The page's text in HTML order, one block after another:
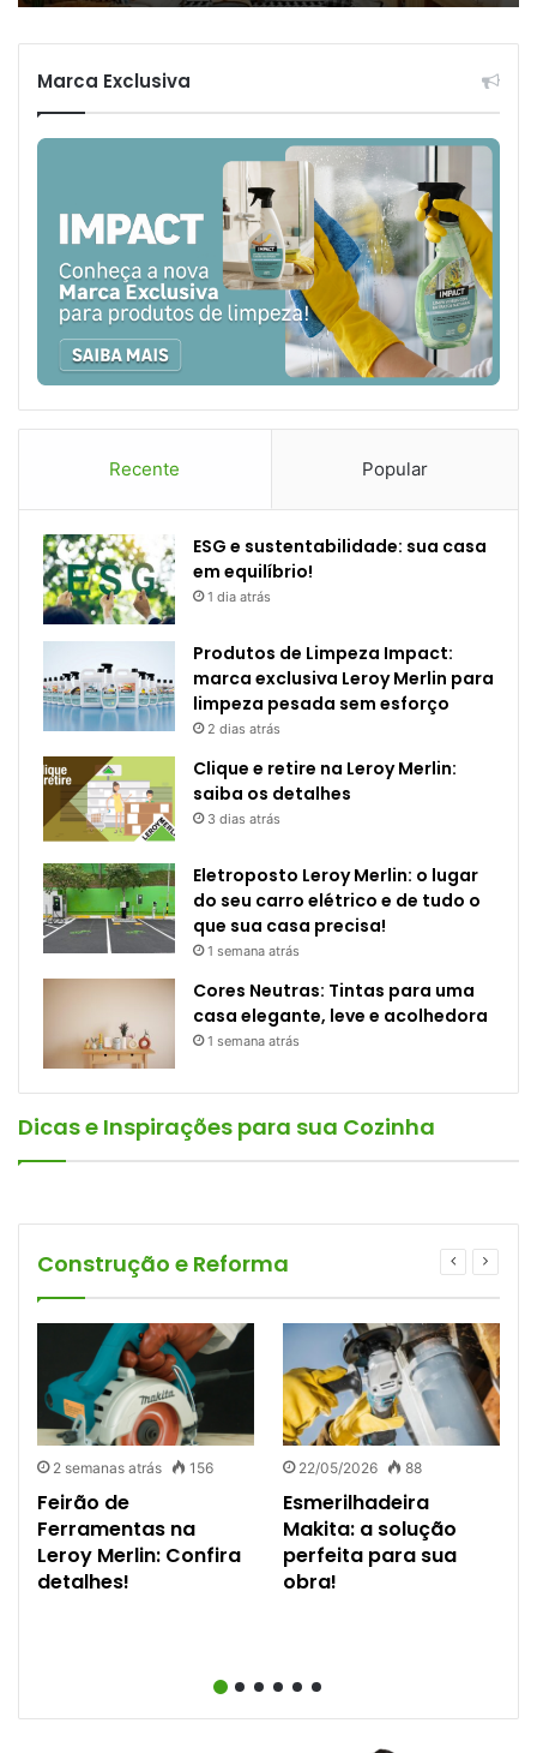
Marca Exclusiva
Recente Popular
ESG e sustentabilidade: sua casa
em equilíbrio!
1 dia atrás
Produtos de Limpeza Impact:
marca exclusiva Leroy Merlin para
limpeza pesada sem esforço
2 dias atrás
Clique e retire na Leroy Merlin:
saiba os detalhes
3 dias atrás
Eletroposto Leroy Merlin: o lugar
do seu carro elétrico e de tudo o
que sua casa precisa!
1 semana atrás
Cores Neutras: Tintas para uma
casa elegante, leve e acolhedora
1 semana atrás
Dicas e Inspirações para sua Cozinha
2 dias atrás
Produtos de Limpeza Impact: marca
pesada sem esforço
02/07/2026
Cozinha Modular Nesher: design, qualidade
Merlin!
13/12/2024
2025
12/12/2024
para sua cozinha
Construção e Reforma
2 semanas atrás 156
Feirão de
Ferramentas na
Leroy Merlin: Confira
detalhes!
22/05/2026 88
Esmerilhadeira
Makita: a solução
perfeita para sua
obra!